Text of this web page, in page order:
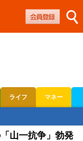
ライフ マネー
山一抗争」勃発